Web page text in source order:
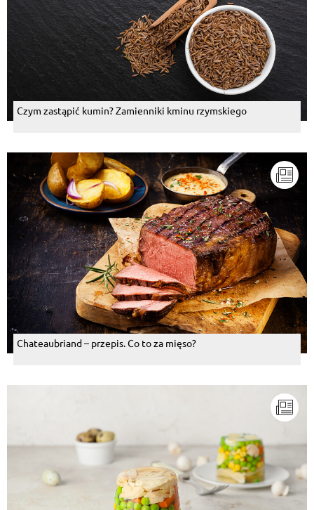
Czym zastąpić kumin? Zamienniki kminu rzymskiego
Chateaubriand – przepis. Co to za mięso?